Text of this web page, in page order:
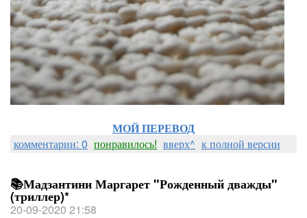
МОЙ ПЕРЕВОД
комментарии: 0 понравилось! вверх^ к полной версии
📚Мадзантини Маргарет "Рожденный дважды"
(триллер)*
20-09-2020 21:58